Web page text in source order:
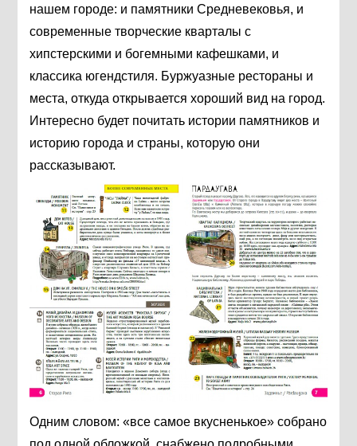
нашем городе: и памятники Средневековья, и
современные творческие кварталы с
хипстерскими и богемными кафешками, и
классика югендстиля. Буржуазные рестораны и
места, откуда открывается хороший вид на город.
Интересно будет почитать истории памятников и
историю города и страны, которую они
рассказывают.
Одним словом: «все самое вкусненькое» собрано